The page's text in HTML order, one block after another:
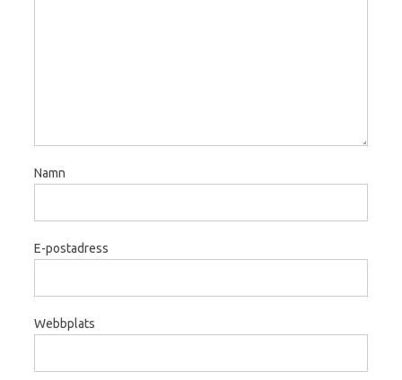
Namn
E-postadress
Webbplats